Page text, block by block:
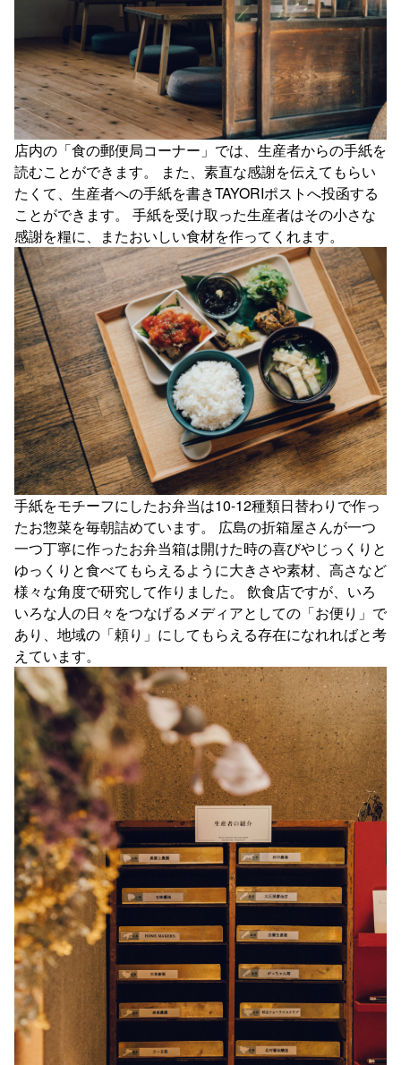
店内の「食の郵便局コーナー」では、生産者からの手紙を
読むことができます。 また、素直な感謝を伝えてもらい
たくて、生産者への手紙を書きTAYORIポストへ投函する
ことができます。 手紙を受け取った生産者はその小さな
感謝を糧に、またおいしい食材を作ってくれます。
手紙をモチーフにしたお弁当は10-12種類日替わりで作っ
たお惣菜を毎朝詰めています。 広島の折箱屋さんが一つ
一つ丁寧に作ったお弁当箱は開けた時の喜びやじっくりと
ゆっくりと食べてもらえるように大きさや素材、高さなど
様々な角度で研究して作りました。 飲食店ですが、いろ
いろな人の日々をつなげるメディアとしての「お便り」で
あり、地域の「頼り」にしてもらえる存在になれればと考
えています。